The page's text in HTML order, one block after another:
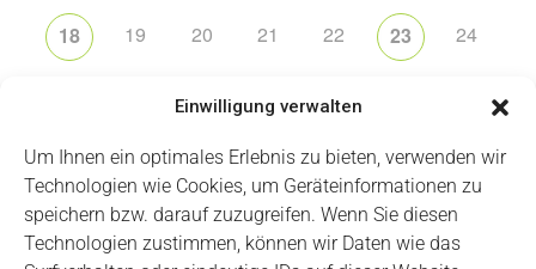
Einwilligung verwalten
Um Ihnen ein optimales Erlebnis zu bieten, verwenden wir
Technologien wie Cookies, um Geräteinformationen zu
speichern bzw. darauf zuzugreifen. Wenn Sie diesen
Technologien zustimmen, können wir Daten wie das
18 19 20 21 22 23 24
27 28 29